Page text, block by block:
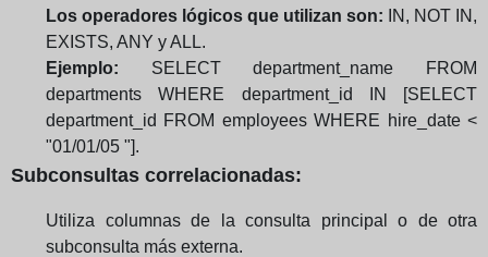
Los operadores lógicos que utilizan son: IN, NOT IN,
EXISTS, ANY y ALL.
Ejemplo: SELECT department_name FROM
departments WHERE department_id IN [SELECT
department_id FROM employees WHERE hire_date <
"01/01/05 "].
Subconsultas correlacionadas:
Utiliza columnas de la consulta principal o de otra
subconsulta más externa.